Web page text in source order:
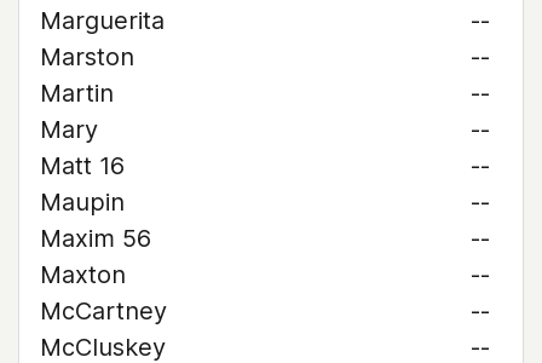
Marguerita
--
Marston
--
Martin
--
Mary
--
Matt 16
--
Maupin
--
Maxim 56
--
Maxton
--
McCartney
--
McCluskey
--